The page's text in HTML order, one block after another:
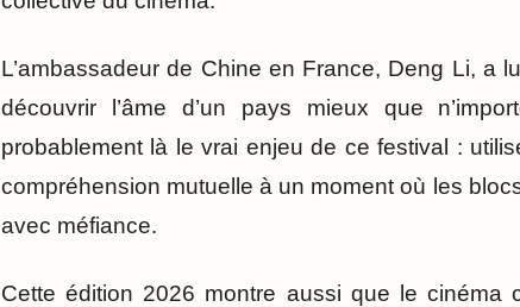
L’ambassadeur de Chine en France, Deng Li, a
découvrir l’âme d’un pays mieux que
probablement là le vrai enjeu de ce festival :
compréhension mutuelle à un moment où les
avec méfiance.
Cette édition 2026 montre aussi que le cinéma